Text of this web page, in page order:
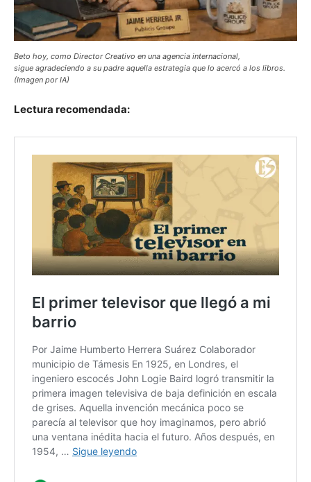
Beto hoy, como Director Creativo en una agencia internacional,
sigue agradeciendo a su padre aquella estrategia que lo acercó a los libros.
(Imagen por IA)
Lectura recomendada: